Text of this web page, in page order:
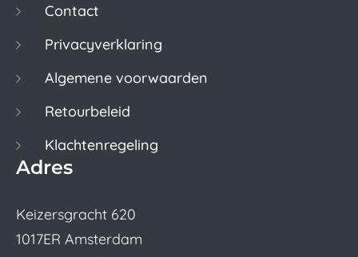
Contact
Privacyverklaring
Algemene voorwaarden
Retourbeleid
Klachtenregeling
Adres
Keizersgracht 620
1017ER Amsterdam